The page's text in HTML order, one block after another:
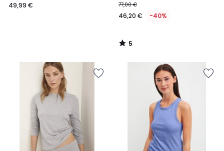
49,99 €
77,00 €
46,20 € -40%
5
/